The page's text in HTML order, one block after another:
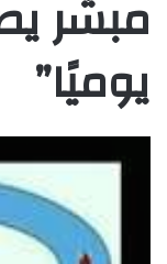
يوميًا”